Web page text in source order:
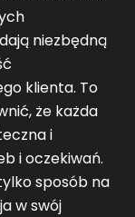
niezbędną
klienta. To
że każda
i
i oczekiwań.
sposób na
w swój